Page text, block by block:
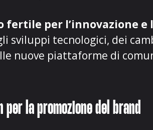
fertile per l’innovazione e
sviluppi tecnologici, dei
nuove piattaforme di
la promozione del brand